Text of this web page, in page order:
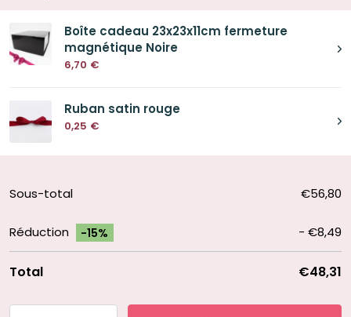
Boîte cadeau 23x23x11cm fermeture
magnétique Noire
6,70 €
Ruban satin rouge
0,25 €
Sous-total €56,80
Réduction -15% - €8,49
Total €48,31